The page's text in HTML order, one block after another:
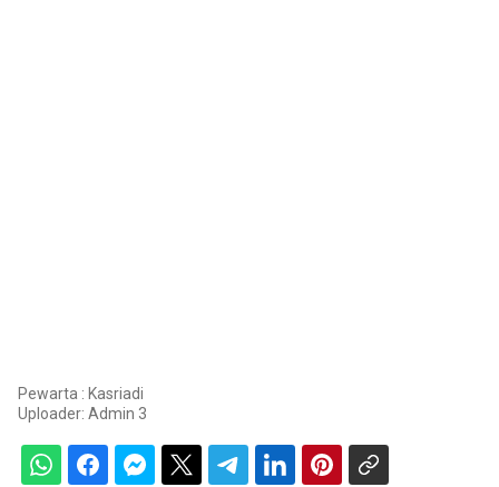
Pewarta : Kasriadi
Uploader: Admin 3